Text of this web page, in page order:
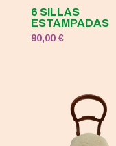
6 SILLAS
ESTAMPADAS
90,00 €